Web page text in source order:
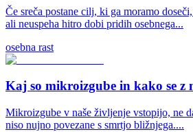
Če sreča postane cilj, ki ga moramo
ali neuspeha hitro dobi pridih osebnega...
osebna rast
Kaj so mikroizgube in kako se z
Mikroizgube v naše življenje vstopijo, ne
niso nujno povezane s smrtjo bližnjega....